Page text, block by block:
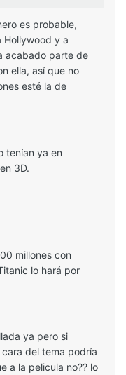
es probable,
Hollywood y a
acabado parte de
ella, así que no
esté la de
tenían ya en
3D.
millones con
lo hará por
ya pero si
del tema podría
a la pelicula no?? lo